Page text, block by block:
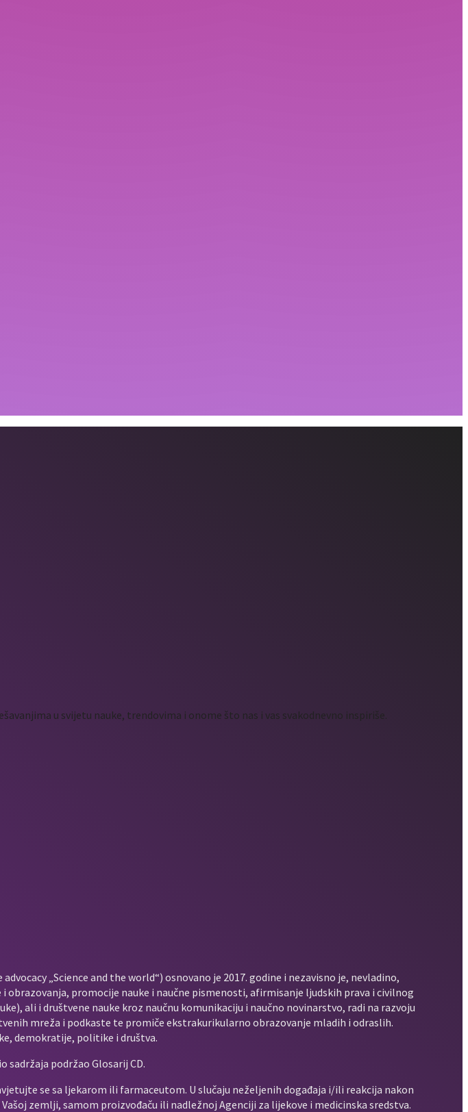
u svijetu nauke, trendovima i onome što nas i vas svakodnevno inspiriše.
„Science and the world“) osnovano je 2017. godine i nezavisno je, nevladino,
promocije nauke i naučne pismenosti, afirmisanje ljudskih prava i civilnog
ali i društvene nauke kroz naučnu komunikaciju i naučno novinarstvo, radi na razvoju
mreža i podkaste te promiče ekstrakurikularno obrazovanje mladih i odraslih.
demokratije, politike i društva.
sadržaja podržao Glosarij CD.
se sa ljekarom ili farmaceutom. U slučaju neželjenih događaja i/ili reakcija nakon
zemlji, samom proizvođaču ili nadležnoj Agenciji za lijekove i medicinska sredstva.